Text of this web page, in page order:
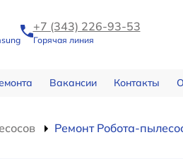
+7 (343) 226-93-53
Горячая линия
Вакансии Контакты
Ремонт Робота-